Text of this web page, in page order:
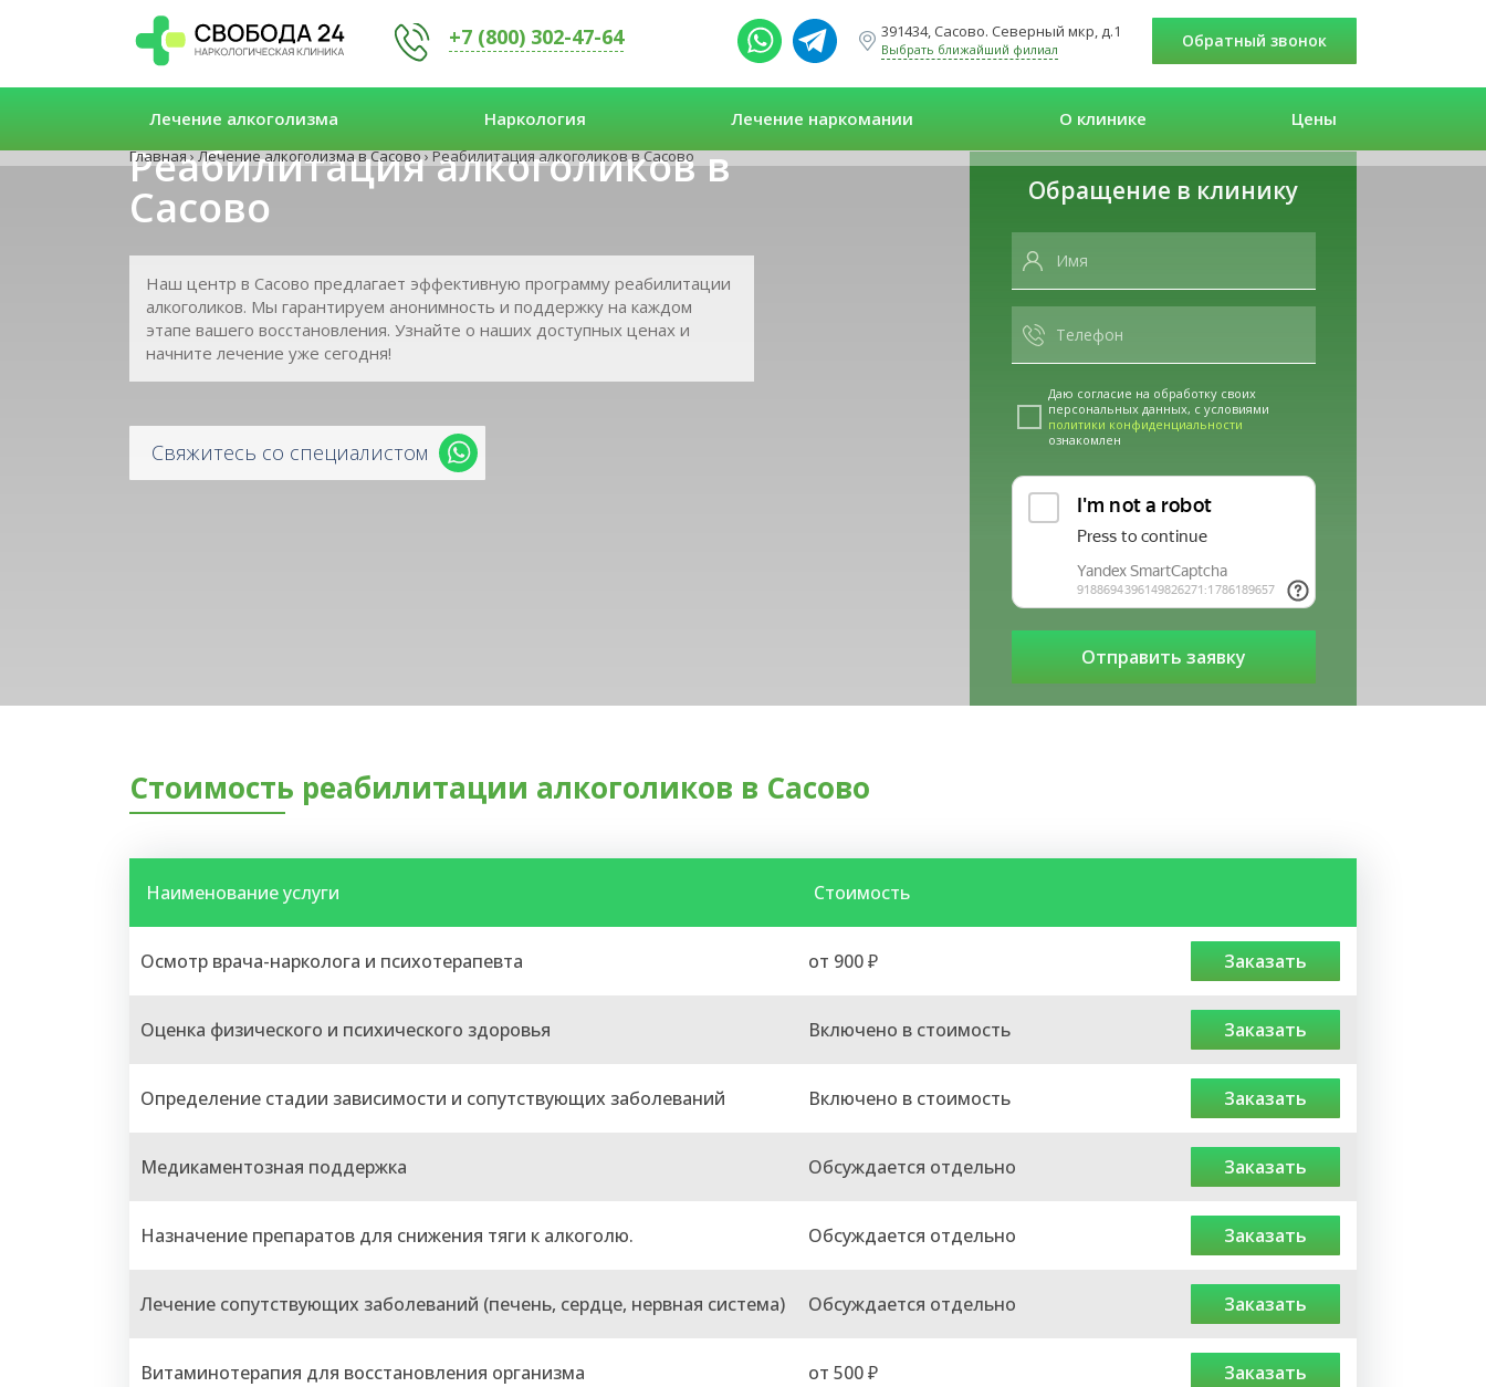
+7 (800) 302-47-64 391434, Сасово. Северный мкр, д.1
Выбрать ближайший филиал Обратный звонок
Лечение алкоголизма Наркология Лечение наркомании О клинике Цены
Главная›Лечение алкоголизма в Сасово›Реабилитация алкоголиков в Сасово
Реабилитация алкоголиков в
Сасово
Наш центр в Сасово предлагает эффективную программу реабилитации
алкоголиков. Мы гарантируем анонимность и поддержку на каждом
этапе вашего восстановления. Узнайте о наших доступных ценах и
начните лечение уже сегодня!
Свяжитесь со специалистом
Обращение в клинику
Даю согласие на обработку своих
персональных данных, с условиями
политики конфиденциальности
ознакомлен
Стоимость реабилитации алкоголиков в Сасово
Наименование услуги Стоимость
Осмотр врача-нарколога и психотерапевта от 900 ₽ заказать
Оценка физического и психического здоровья Включено в стоимость заказать
Определение стадии зависимости и сопутствующих заболеваний Включено в стоимость заказать
Медикаментозная поддержка Обсуждается отдельно заказать
Назначение препаратов для снижения тяги к алкоголю. Обсуждается отдельно заказать
Лечение сопутствующих заболеваний (печень, сердце, нервная система) Обсуждается отдельно заказать
Витаминотерапия для восстановления организма от 500 ₽ заказать